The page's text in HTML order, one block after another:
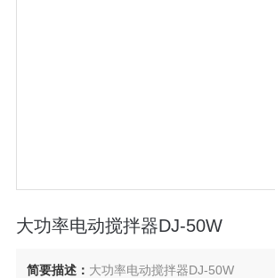
大功率电动搅拌器DJ-50W
简要描述： 大功率电动搅拌器DJ-50W